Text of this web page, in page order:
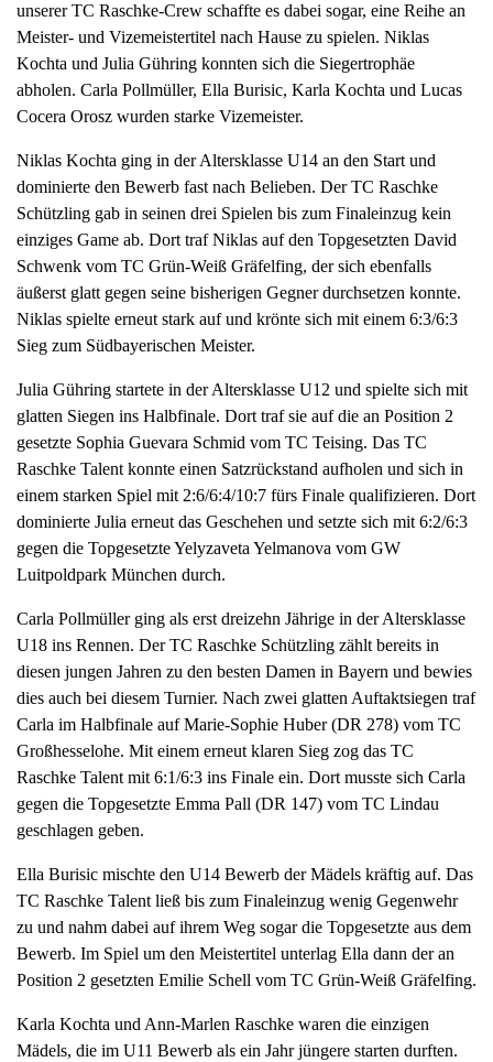
unserer TC Raschke-Crew schaffte es dabei sogar, eine Reihe an
Meister- und Vizemeistertitel nach Hause zu spielen. Niklas
Kochta und Julia Gühring konnten sich die Siegertrophäe
abholen. Carla Pollmüller, Ella Burisic, Karla Kochta und Lucas
Cocera Orosz wurden starke Vizemeister.
Niklas Kochta ging in der Altersklasse U14 an den Start und
dominierte den Bewerb fast nach Belieben. Der TC Raschke
Schützling gab in seinen drei Spielen bis zum Finaleinzug kein
einziges Game ab. Dort traf Niklas auf den Topgesetzten David
Schwenk vom TC Grün-Weiß Gräfelfing, der sich ebenfalls
äußerst glatt gegen seine bisherigen Gegner durchsetzen konnte.
Niklas spielte erneut stark auf und krönte sich mit einem 6:3/6:3
Sieg zum Südbayerischen Meister.
Julia Gühring startete in der Altersklasse U12 und spielte sich mit
glatten Siegen ins Halbfinale. Dort traf sie auf die an Position 2
gesetzte Sophia Guevara Schmid vom TC Teising. Das TC
Raschke Talent konnte einen Satzrückstand aufholen und sich in
einem starken Spiel mit 2:6/6:4/10:7 fürs Finale qualifizieren. Dort
dominierte Julia erneut das Geschehen und setzte sich mit 6:2/6:3
gegen die Topgesetzte Yelyzaveta Yelmanova vom GW
Luitpoldpark München durch.
Carla Pollmüller ging als erst dreizehn Jährige in der Altersklasse
U18 ins Rennen. Der TC Raschke Schützling zählt bereits in
diesen jungen Jahren zu den besten Damen in Bayern und bewies
dies auch bei diesem Turnier. Nach zwei glatten Auftaktsiegen traf
Carla im Halbfinale auf Marie-Sophie Huber (DR 278) vom TC
Großhesselohe. Mit einem erneut klaren Sieg zog das TC
Raschke Talent mit 6:1/6:3 ins Finale ein. Dort musste sich Carla
gegen die Topgesetzte Emma Pall (DR 147) vom TC Lindau
geschlagen geben.
Ella Burisic mischte den U14 Bewerb der Mädels kräftig auf. Das
TC Raschke Talent ließ bis zum Finaleinzug wenig Gegenwehr
zu und nahm dabei auf ihrem Weg sogar die Topgesetzte aus dem
Bewerb. Im Spiel um den Meistertitel unterlag Ella dann der an
Position 2 gesetzten Emilie Schell vom TC Grün-Weiß Gräfelfing.
Karla Kochta und Ann-Marlen Raschke waren die einzigen
Mädels, die im U11 Bewerb als ein Jahr jüngere starten durften.